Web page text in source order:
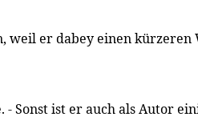
weil er dabey einen kürzeren
- Sonst ist er auch als Autor